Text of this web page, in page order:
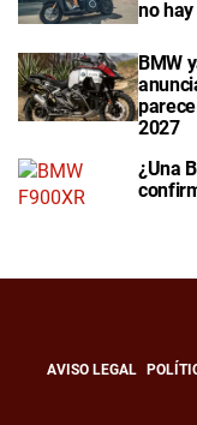
no
BMW
2027
¿Una
AVISO LEGAL